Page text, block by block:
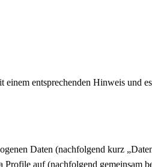
entsprechenden Hinweis und
Daten (nachfolgend kurz
auf (nachfolgend gemeinsam